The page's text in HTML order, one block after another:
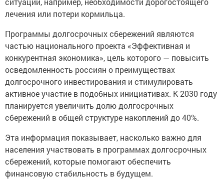
лечения или потери кормильца.
Программы долгосрочных сбережений являются
частью национального проекта «Эффективная и
конкурентная экономика», цель которого — повысить
осведомленность россиян о преимуществах
долгосрочного инвестирования и стимулировать
активное участие в подобных инициативах. К 2030 году
планируется увеличить долю долгосрочных
сбережений в общей структуре накоплений до 40%.
Эта информация показывает, насколько важно для
населения участвовать в программах долгосрочных
сбережений, которые помогают обеспечить
финансовую стабильность в будущем.